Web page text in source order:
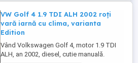
VW Golf 4 1.9 TDI ALH 2002 roți
vară iarnă cu clima, varianta
Edition
Vând Volkswagen Golf 4, motor 1.9 TDI
ALH, an 2002, diesel, cutie manuală.